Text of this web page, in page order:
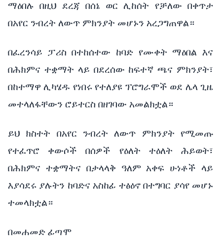
ማዕበሉ በዚህ ደረጃ በሰኔ ወር ሊከሰት የቻለው በቀጥታ
በአየር ንብረት ለውጥ ምክንያት መሆኑን አረጋግጠዋል።
በፈረንሳይ ፓሪስ በተከሰተው ከባድ የሙቀት ማዕበል እና
በሕክምና ተቋማት ላይ በደረሰው ከፍተኛ ጫና ምክንያት፣
በከተማዋ ሊካሄዱ የነበሩ የተለያዩ ፕሮግራሞች ወደ ሌላ ጊዜ
መተላለፋቸውን ሮይተርስ በዘገባው አመልክቷል።
ይህ ክስተት በአየር ንብረት ለውጥ ምክንያት የሚመጡ
የተፈጥሮ ቀውሶች በሰዎች የዕለት ተዕለት ሕይወት፣
በሕክምና ተቋማትና በታላላቅ ዓለም አቀፍ ሁነቶች ላይ
እያሳደሩ ያሉትን ከባድና አስከፊ ተፅዕኖ በተግባር ያሳየ መሆኑ
ተመላክቷል።
በመሐመድ ፊጣሞ